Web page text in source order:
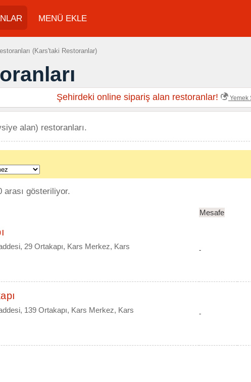
MENÜ EKLE
(Kars'taki Restoranlar)
Şehirdeki online sipariş alan restoranlar! Yemek
alan) restoranları.
arası gösteriliyor.
Mesafe
29 Ortakapı, Kars Merkez, Kars -
139 Ortakapı, Kars Merkez, Kars -